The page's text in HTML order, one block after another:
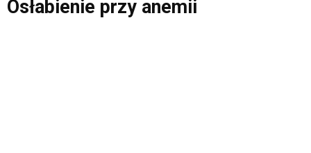
Osłabienie przy anemii